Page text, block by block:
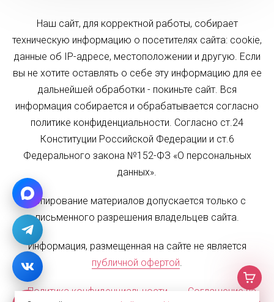
Наш сайт, для корректной работы, собирает
техническую информацию о посетителях сайта: cookie,
данные об IP-адресе, местоположении и другую. Если
вы не хотите оставлять о себе эту информацию для ее
дальнейшей обработки - покиньте сайт. Вся
информация собирается и обрабатывается согласно
политике конфиденциальности. Согласно ст.24
Конституции Российской Федерации и ст.6
Федерального закона №152-ФЗ «О персональных
данных».
Копирование материалов допускается только с
письменного разрешения владельцев сайта.
Информация, размещенная на сайте не является
публичной офертой.
Политика конфиденциальности Соглашение на